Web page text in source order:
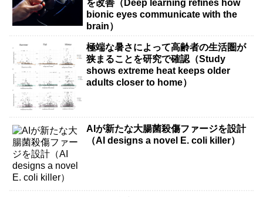
を改善（Deep learning refines how
bionic eyes communicate with the
brain）
極端な暑さによって高齢者の生活圏が
狭まることを研究で確認（Study
shows extreme heat keeps older
adults closer to home）
AIが新たな大腸菌殺傷ファージを設計
（AI designs a novel E. coli killer）